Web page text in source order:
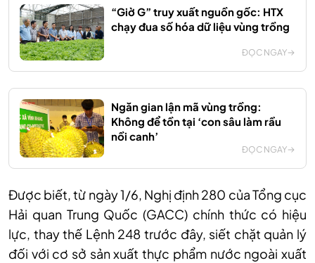
“Giờ G” truy xuất nguồn gốc: HTX
chạy đua số hóa dữ liệu vùng trồng
ĐỌC NGAY
Ngăn gian lận mã vùng trồng:
Không để tồn tại ‘con sâu làm rầu
nồi canh’
ĐỌC NGAY
Được biết, từ ngày 1/6, Nghị định 280 của Tổng cục
Hải quan Trung Quốc (GACC) chính thức có hiệu
lực, thay thế Lệnh 248 trước đây, siết chặt quản lý
đối với cơ sở sản xuất thực phẩm nước ngoài xuất